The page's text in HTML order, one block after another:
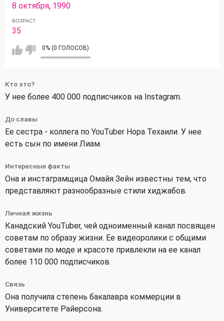
8 октября, 1990
ВОЗРАСТ
35
0% (0 ГОЛОСОВ)
Кто это?
У нее более 400 000 подписчиков на Instagram.
До славы
Ее сестра - коллега по YouTuber Нора Техаили. У нее
есть сын по имени Лиам.
Интересные факты
Она и инстаграмщица Омайя Зейн известны тем, что
представляют разнообразные стили хиджабов.
Личная жизнь
Канадский YouTuber, чей одноименный канал посвящен
советам по образу жизни. Ее видеоролики с общими
советами по моде и красоте привлекли на ее канал
более 110 000 подписчиков.
Связь
Она получила степень бакалавра коммерции в
Университете Райерсона.